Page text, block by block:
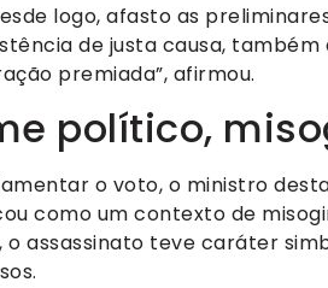
logo, afasto as
de justa causa,
premiada”, afirmou.
político,
o voto, o ministro
como um contexto de
o assassinato teve caráter